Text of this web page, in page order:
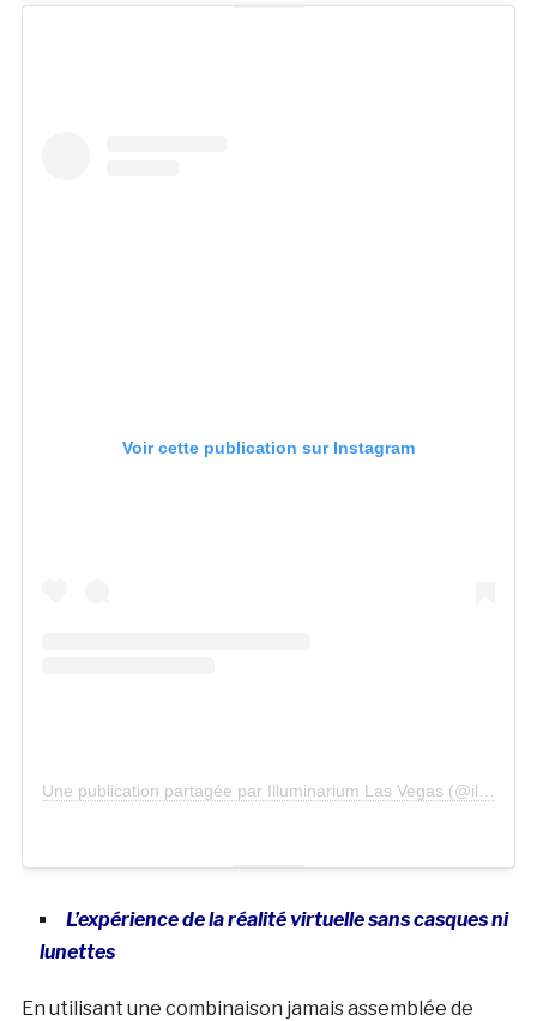
Voir cette publication sur Instagram
L’expérience de la réalité virtuelle sans casques ni
lunettes
En utilisant une combinaison jamais assemblée de